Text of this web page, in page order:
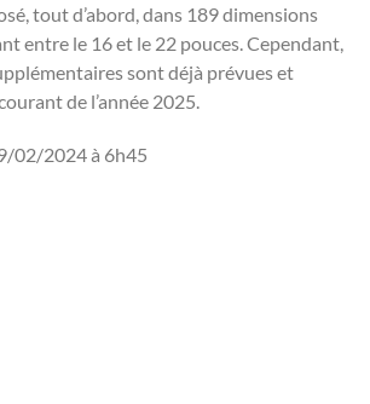
tout d’abord, dans 189 dimensions
entre le 16 et le 22 pouces. Cependant,
sont déjà prévues et
de l’année 2025.
02/2024 à 6h45